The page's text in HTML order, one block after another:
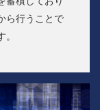
ら行うことで